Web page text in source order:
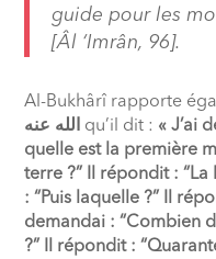
guide pour les
[Âl ‘Imrân, 96].
Al-Bukhârî rapporte
الله عنه qu’il dit : « J’ai
quelle est la première
terre ?” Il répondit :
: “Puis laquelle ?” Il
demandai : “Combien
?” Il répondit :